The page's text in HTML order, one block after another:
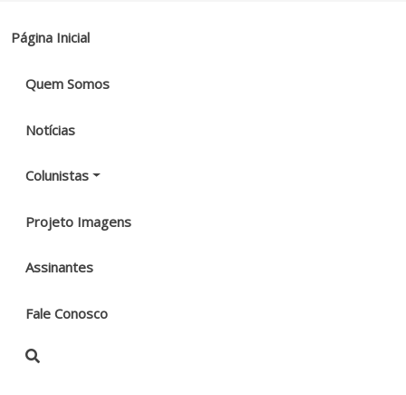
Página Inicial
Quem Somos
Notícias
Colunistas
Projeto Imagens
Assinantes
Fale Conosco